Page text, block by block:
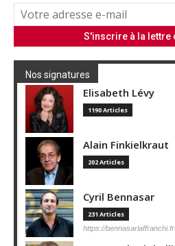
Nos signatures
Elisabeth Lévy
1190 Articles
Alain Finkielkraut
202 Articles
Cyril Bennasar
231 Articles
https://bennasarlaffranchi.fr